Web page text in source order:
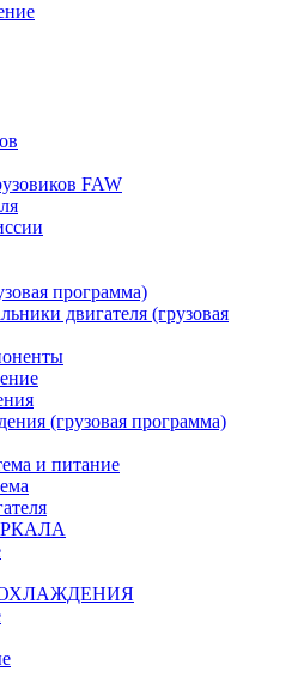
FAW
программа)
двигателя (грузовая
(грузовая программа)
и питание